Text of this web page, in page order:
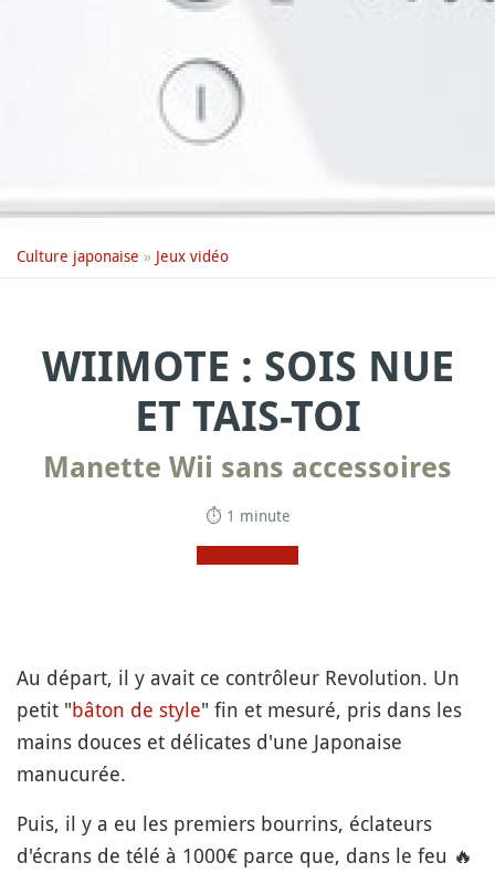
Culture japonaise » Jeux vidéo
WIIMOTE : SOIS NUE
ET TAIS-TOI
Manette Wii sans accessoires
⏱ 1 minute
Au départ, il y avait ce contrôleur Revolution. Un
petit "bâton de style" fin et mesuré, pris dans les
mains douces et délicates d'une Japonaise
manucurée.
Puis, il y a eu les premiers bourrins, éclateurs
d'écrans de télé à 1000€ parce que, dans le feu 🔥